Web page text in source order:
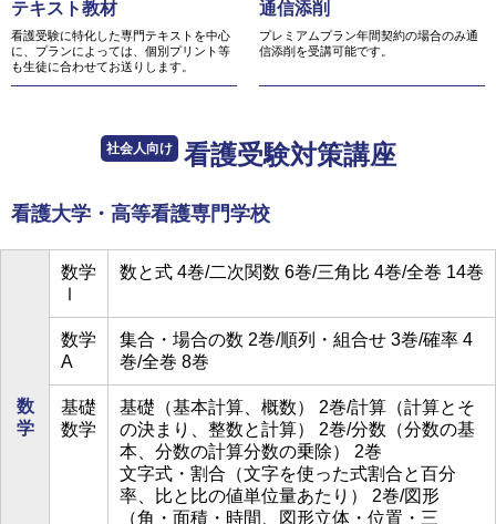
テキスト教材
看護受験に特化した専門テキストを中心
に、プランによっては、個別プリント等
も生徒に合わせてお送りします。
通信添削
プレミアムプラン年間契約の場合のみ通
信添削を受講可能です。
社会人向け 看護受験対策講座
看護大学・高等看護専門学校
数
学
数学
Ⅰ
数と式 4巻/二次関数 6巻/三角比 4巻/全巻 14巻
数学
A
集合・場合の数 2巻/順列・組合せ 3巻/確率 4
巻/全巻 8巻
基礎
数学
基礎（基本計算、概数） 2巻/計算（計算とそ
の決まり、整数と計算） 2巻/分数（分数の基
本、分数の計算分数の乗除） 2巻
文字式・割合（文字を使った式割合と百分
率、比と比の値単位量あたり） 2巻/図形
（角・面積・時間、図形立体・位置・三